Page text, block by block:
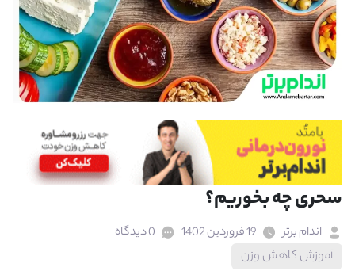
سحری چه بخوریم؟
اندام برتر
آموزش کاهش وزن